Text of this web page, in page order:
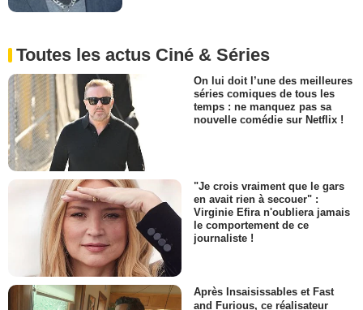
Toutes les actus Ciné & Séries
On lui doit l’une des meilleures
séries comiques de tous les
temps : ne manquez pas sa
nouvelle comédie sur Netflix !
"Je crois vraiment que le gars
en avait rien à secouer" :
Virginie Efira n'oubliera jamais
le comportement de ce
journaliste !
Après Insaisissables et Fast
and Furious, ce réalisateur